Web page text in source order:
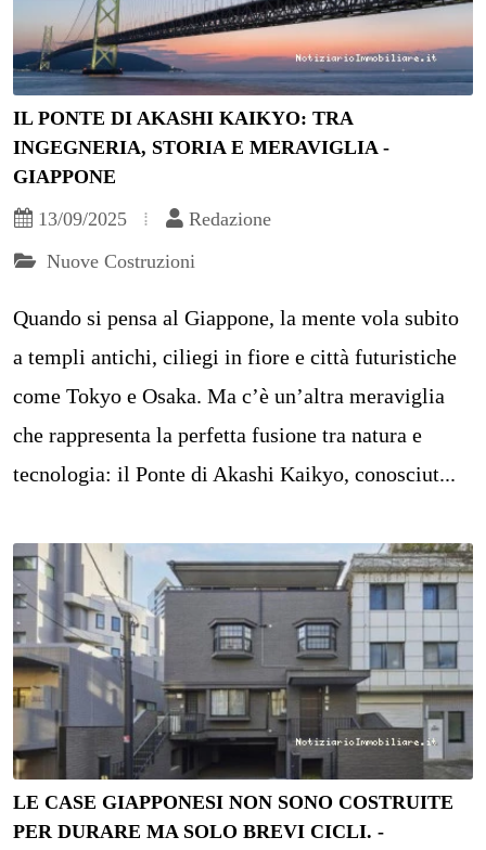
IL PONTE DI AKASHI KAIKYO: TRA
INGEGNERIA, STORIA E MERAVIGLIA -
GIAPPONE
13/09/2025
Redazione
Nuove Costruzioni
Quando si pensa al Giappone, la mente vola subito
a templi antichi, ciliegi in fiore e città futuristiche
come Tokyo e Osaka. Ma c’è un’altra meraviglia
che rappresenta la perfetta fusione tra natura e
tecnologia: il Ponte di Akashi Kaikyo, conosciut...
LE CASE GIAPPONESI NON SONO COSTRUITE
PER DURARE MA SOLO BREVI CICLI. -